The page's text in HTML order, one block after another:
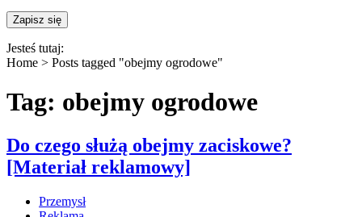
Jesteś tutaj:
Home > Posts tagged "obejmy ogrodowe"
Tag: obejmy ogrodowe
Do czego służą obejmy zaciskowe?
[Materiał reklamowy]
Przemysł